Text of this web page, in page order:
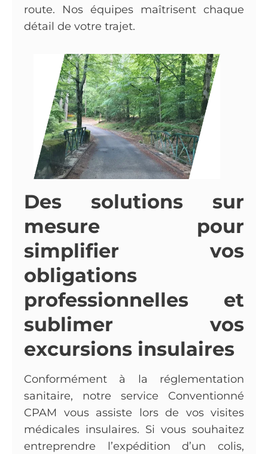
route. Nos équipes maîtrisent chaque
détail de votre trajet.
Des solutions sur
mesure pour
simplifier vos
obligations
professionnelles et
sublimer vos
excursions insulaires
Conformément à la réglementation
sanitaire, notre service Conventionné
CPAM vous assiste lors de vos visites
médicales insulaires. Si vous souhaitez
entreprendre l’expédition d’un colis,